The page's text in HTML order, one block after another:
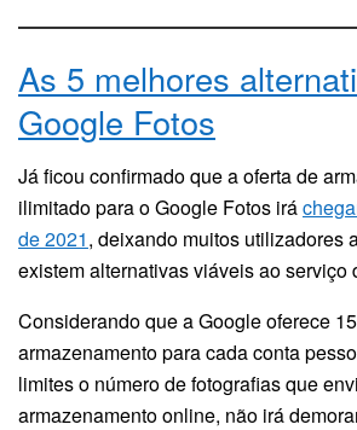
As 5 melhores
Google Fotos
Já ficou confirmado que a oferta de
ilimitado para o Google Fotos irá
de 2021, deixando muitos utilizadores
existem alternativas viáveis ao serviço
Considerando que a Google oferece
armazenamento para cada conta
limites o número de fotografias que
armazenamento online, não irá